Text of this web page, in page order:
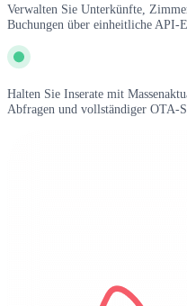
Verwalten Sie Unterkünfte,
Buchungen über einheitliche API-
Halten Sie Inserate mit
Abfragen und vollständiger OTA-